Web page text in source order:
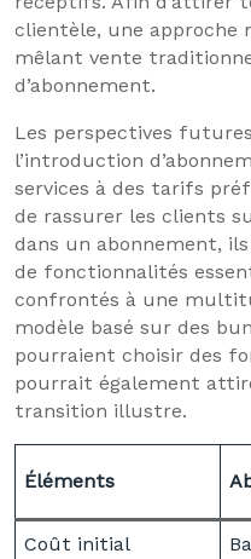
clientèle, une approche
mêlant vente
d’abonnement.
Les perspectives
l’introduction
services à des tarifs
de rassurer les clients
dans un abonnement,
de fonctionnalités
confrontés à une
modèle basé sur des
pourraient choisir des
pourrait également
transition illustre.
Éléments
Coût initial